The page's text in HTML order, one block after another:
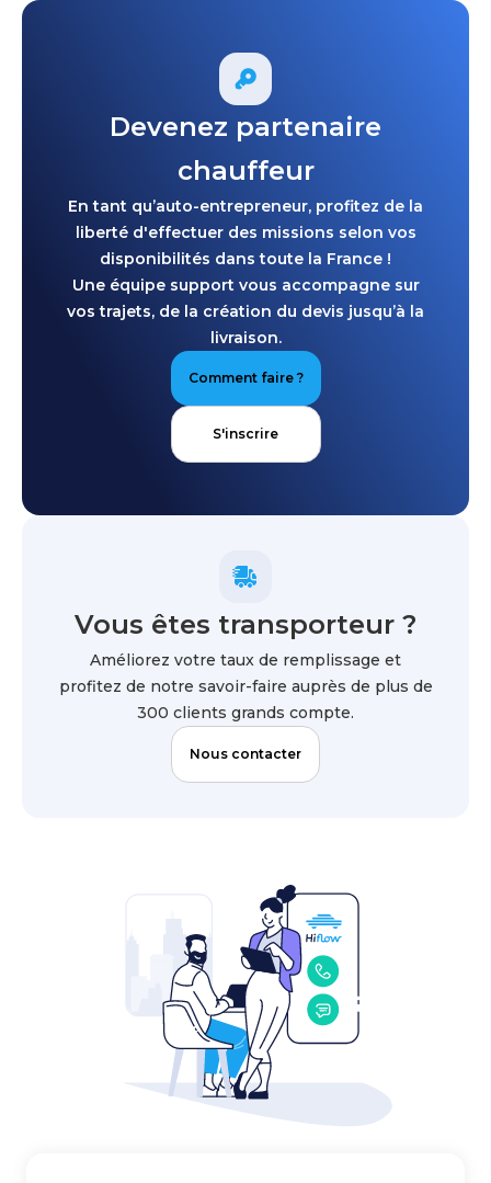
Devenez partenaire
chauffeur
En tant qu’auto-entrepreneur, profitez de la
liberté d'effectuer des missions selon vos
disponibilités dans toute la France !
Une équipe support vous accompagne sur
vos trajets, de la création du devis jusqu’à la
livraison.
Comment faire ?
S'inscrire
Vous êtes transporteur ?
Améliorez votre taux de remplissage et
profitez de notre savoir-faire auprès de plus de
300 clients grands compte.
Nous contacter